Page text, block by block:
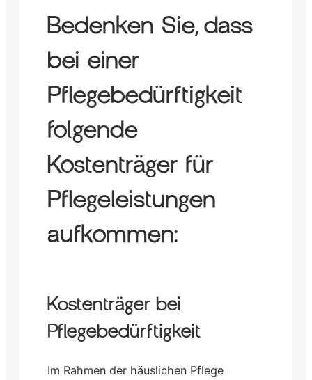
Bedenken Sie, dass
bei einer
Pflegebedürftigkeit
folgende
Kostenträger für
Pflegeleistungen
aufkommen:
Kostenträger bei
Pflegebedürftigkeit
Im Rahmen der häuslichen Pflege